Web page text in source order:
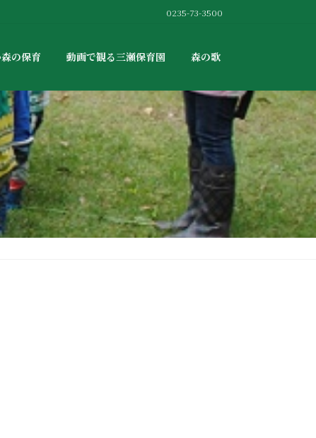
0235-73-3500
の保育 動画で観る三瀬保育園 森の歌